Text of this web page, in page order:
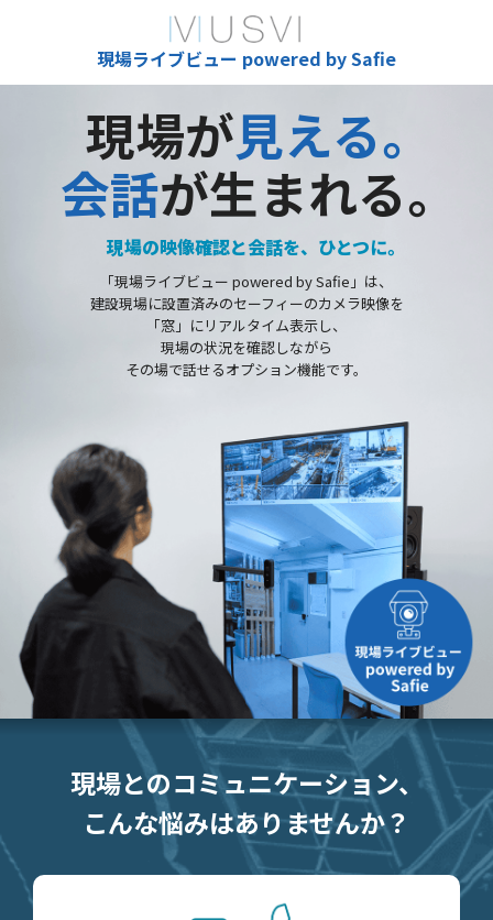
現場ライブビュー powered by Safie
現場が見える。
会話が生まれる。
現場の映像確認と会話を、ひとつに。
「現場ライブビュー powered by Safie」は、
建設現場に設置済みのセーフィーのカメラ映像を
「窓」にリアルタイム表示し、
現場の状況を確認しながら
その場で話せるオプション機能です。
現場とのコミュニケーション、
こんな悩みはありませんか？